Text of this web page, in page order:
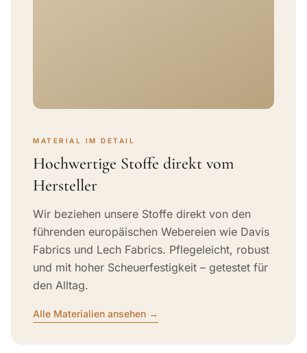
MATERIAL IM DETAIL
Hochwertige Stoffe direkt vom
Hersteller
Wir beziehen unsere Stoffe direkt von den
führenden europäischen Webereien wie Davis
Fabrics und Lech Fabrics. Pflegeleicht, robust
und mit hoher Scheuerfestigkeit – getestet für
den Alltag.
Alle Materialien ansehen →